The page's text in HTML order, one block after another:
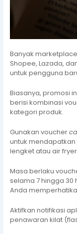
Banyak
Shopee, Lazada,
untuk pengguna
Biasanya, promosi
berisi kombinasi
kategori produk.
Gunakan voucher
untuk
lengket atau air
Masa berlaku
selama 7 hingga 30
Anda
Aktifkan notifikasi
penawaran kilat